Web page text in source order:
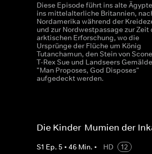
Diese Episode führt ins alte
ins mittelalterliche Britannien,
Nordamerika während der
und zur Nordwestpassage zur Zeit
arktischen Erforschung, wo die
Ursprünge der Flüche um König
Tutanchamun, den Stein von
T-Rex Sue und Landseers Gemälde
"Man Proposes, God Disposes"
aufgedeckt werden.
Die Kinder-Mumien der
S1 Ep. 5 • 46 Min. • HD
12